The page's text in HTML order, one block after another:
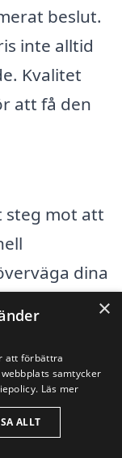
beslut.
inte alltid
Kvalitet
att få den
steg mot att
dina
för ditt
utan
×
att förbättra
samtycker
Läs mer
ALLT